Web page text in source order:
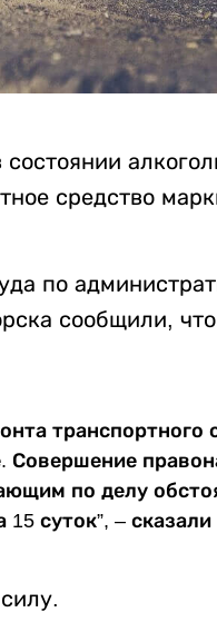
средство
по
сообщили,
транспортного
Совершение
по делу
суток”, –